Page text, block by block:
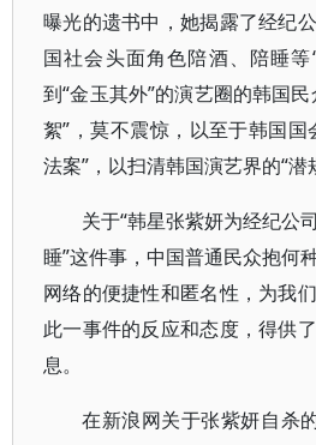
曝光的遗书中，她揭露了经纪
国社会头面角色陪酒、陪睡
到“金玉其外”的演艺圈的韩国
絮”，莫不震惊，以至于韩国国
法案”，以扫清韩国演艺界的“潜
关于“韩星张紫妍为经纪公
睡”这件事，中国普通民众抱何
网络的便捷性和匿名性，为我
此一事件的反应和态度，得供
息。
在新浪网关于张紫妍自杀